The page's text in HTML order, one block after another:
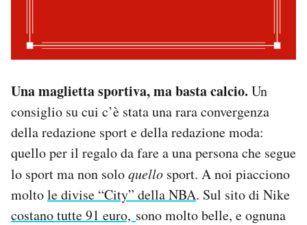
Una maglietta sportiva, ma basta calcio. Un
consiglio su cui c’è stata una rara convergenza
della redazione sport e della redazione moda:
quello per il regalo da fare a una persona che segue
lo sport ma non soloquello sport. A noi piacciono
moltole divise “City” della NBA. Sul sito di Nike
costano tutte 91 euro, sono molto belle, e ognuna